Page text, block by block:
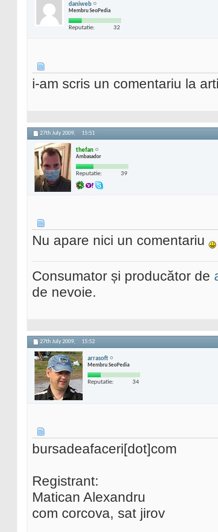
daniweb
Membru SeoPedia
Reputatie: 32
i-am scris un comentariu la
27th July 2009, 15:51
thefan
Ambasador
Reputatie: 39
Nu apare nici un comentariu
Consumator și producător de
de nevoie.
27th July 2009, 15:52
arrasoft
Membru SeoPedia
Reputatie: 34
bursadeafaceri[dot]com
Registrant:
Matican Alexandru
com corcova, sat jirov